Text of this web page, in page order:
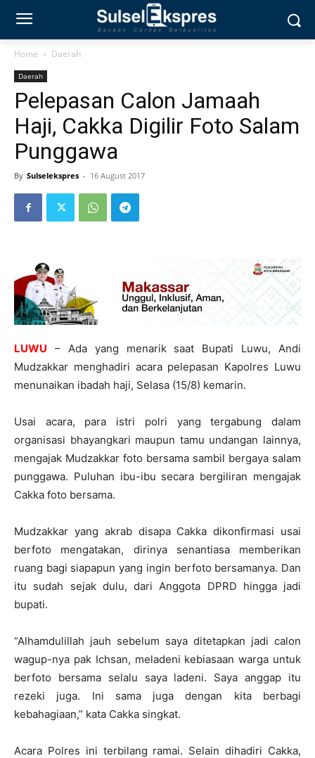
Home Daerah
Daerah
Pelepasan Calon Jamaah
Haji, Cakka Digilir Foto Salam
Punggawa
By Sulselekspres - 16 August 2017
LUWU
– Ada yang menarik saat Bupati Luwu, Andi
Mudzakkar menghadiri acara pelepasan Kapolres Luwu
menunaikan ibadah haji, Selasa (15/8) kemarin.
Usai acara, para istri polri yang tergabung dalam
organisasi bhayangkari maupun tamu undangan lainnya,
mengajak Mudzakkar foto bersama sambil bergaya salam
punggawa. Puluhan ibu-ibu secara bergiliran mengajak
Cakka foto bersama.
Mudzakkar yang akrab disapa Cakka dikonfirmasi usai
berfoto mengatakan, dirinya senantiasa memberikan
ruang bagi siapapun yang ingin berfoto bersamanya. Dan
itu sudah sejak dulu, dari Anggota DPRD hingga jadi
bupati.
“Alhamdulillah jauh sebelum saya ditetapkan jadi calon
wagup-nya pak Ichsan, meladeni kebiasaan warga untuk
berfoto bersama selalu saya ladeni. Saya anggap itu
rezeki juga. Ini sama juga dengan kita berbagi
kebahagiaan,” kata Cakka singkat.
Acara Polres ini terbilang ramai. Selain dihadiri Cakka,